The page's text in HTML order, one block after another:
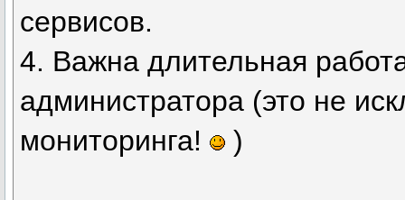
сервисов.
4. Важна длительная
администратора (это не
мониторинга!
)